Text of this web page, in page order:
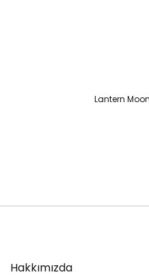
Lantern
Hakkımızda